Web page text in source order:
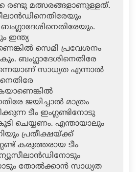
രണ്ടു മത്സരങ്ങളാണുള്ളത്.
ഇന്ത്യ
സെമി പ്രവേശനം
ബംഗ്ലാദേശിനെതിരേ
സാധ്യത എന്നാല്‍
ജയിച്ചാല്‍ മാത്രം
ടീം ഇംഗ്ലണ്ടിനോടു
ചെയ്യണം. എന്തായാലും
പ്രതീക്ഷയ്ക്ക്
കരുത്തരായ ടീം
തോല്‍ക്കാന്‍ സാധ്യത